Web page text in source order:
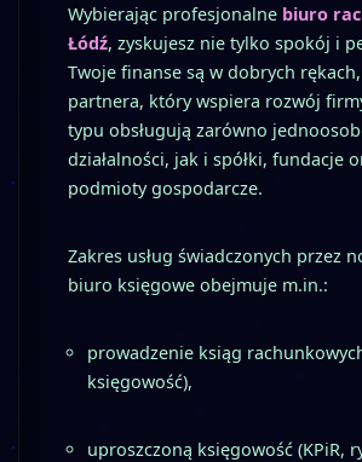
Wybierając profesjonalne biuro
Łódź, zyskujesz nie tylko spokój i
Twoje finanse są w dobrych
partnera, który wspiera rozwój
typu obsługują zarówno
działalności, jak i spółki, fundacje
podmioty gospodarcze.
Zakres usług świadczonych przez
biuro księgowe obejmuje m.in.:
prowadzenie ksiąg
księgowość),
uproszczoną księgowość (KPiR,